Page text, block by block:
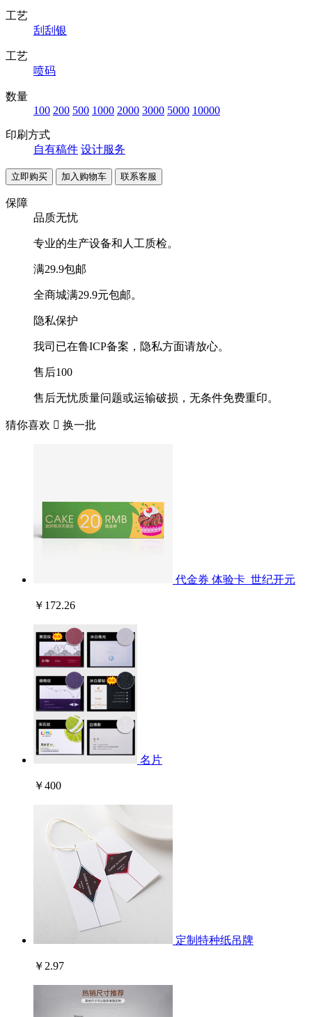
工艺
刮刮银
工艺
喷码
数量
100 200 500 1000 2000 3000 5000 10000
印刷方式
自有稿件 设计服务
联系客服
保障
品质无忧
专业的生产设备和人工质检。
满29.9包邮
全商城满29.9元包邮。
隐私保护
我司已在鲁ICP备案，隐私方面请放心。
售后100
售后无忧质量问题或运输破损，无条件免费重印。
猜你喜欢  换一批
代金券 体验卡_世纪开元
￥172.26
名片
￥400
定制特种纸吊牌
￥2.97